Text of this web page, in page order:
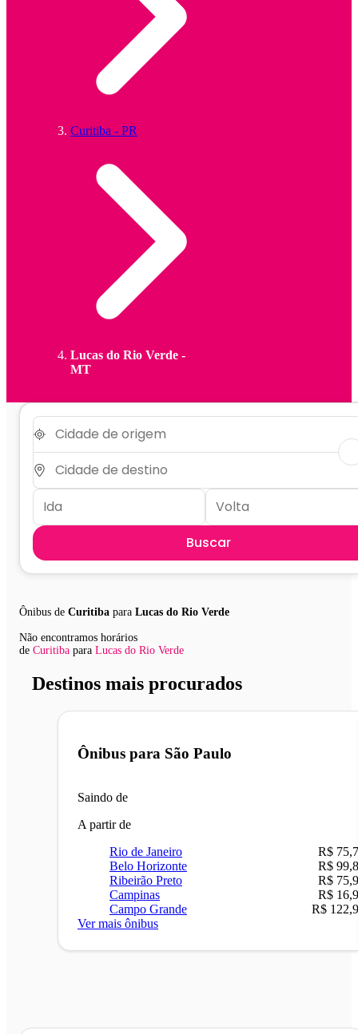
Curitiba - PR
Lucas do Rio Verde -
MT
Buscar
Ônibus de Curitiba para Lucas do Rio Verde
Não encontramos horários
de Curitiba para Lucas do Rio Verde
Destinos mais procurados
Ônibus para São Paulo
Saindo de
A partir de
Rio de Janeiro
R$
Belo Horizonte
R$
Ribeirão Preto
R$
Campinas
R$
Campo Grande
R$
Ver mais ônibus